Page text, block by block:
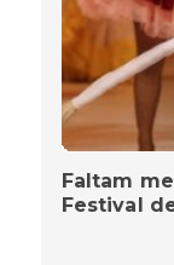
Faltam
Festival